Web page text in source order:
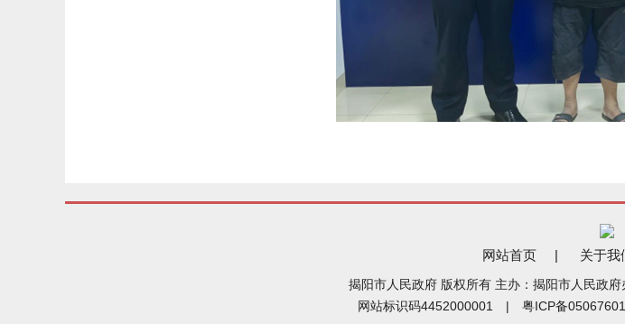
网站首页 | 关于我
揭阳市人民政府 版权所有 主办：揭阳市人民政
网站标识码4452000001 | 粤ICP备